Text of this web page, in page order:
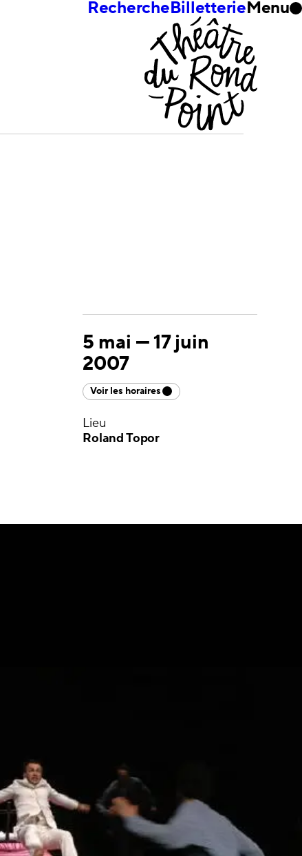
RechercheBilletterieMenu
5 mai —17 juin
2007
Voir les horaires
Lieu
Roland Topor